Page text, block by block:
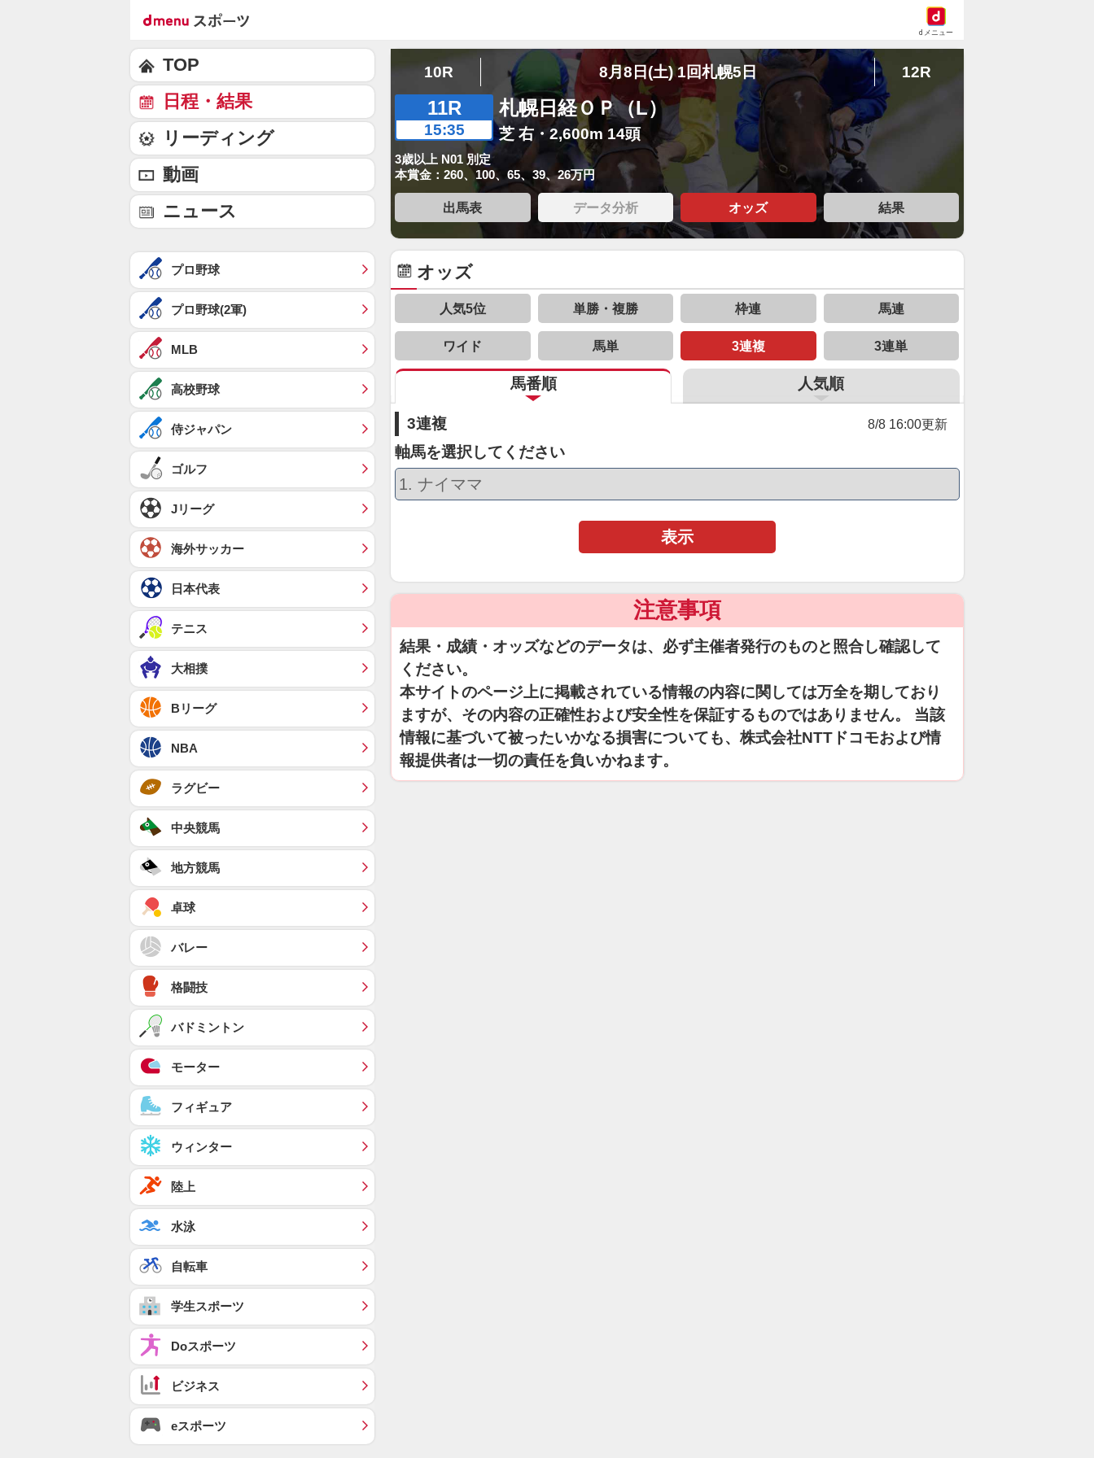
dメニュー
10R 8月8日(土) 1回札幌5日 12R
11R
15:35
札幌日経ＯＰ（L）
芝 右・2,600m 14頭
3歳以上 N01 別定
本賞金：260、100、65、39、26万円
出馬表 データ分析 オッズ 結果
オッズ
人気5位 単勝・複勝 枠連 馬連
ワイド 馬単 3連複 3連単
馬番順 人気順
3連複 8/8 16:00更新
軸馬を選択してください
表示
注意事項
結果・成績・オッズなどのデータは、必ず主催者発行のものと照合し確認して
ください。
本サイトのページ上に掲載されている情報の内容に関しては万全を期しており
ますが、その内容の正確性および安全性を保証するものではありません。 当該
情報に基づいて被ったいかなる損害についても、株式会社NTTドコモおよび情
報提供者は一切の責任を負いかねます。
TOP
日程・結果
リーディング
動画
ニュース
プロ野球
プロ野球(2軍)
MLB
高校野球
侍ジャパン
ゴルフ
Jリーグ
海外サッカー
日本代表
テニス
大相撲
Bリーグ
NBA
ラグビー
中央競馬
地方競馬
卓球
バレー
格闘技
バドミントン
モーター
フィギュア
ウィンター
陸上
水泳
自転車
学生スポーツ
Doスポーツ
ビジネス
eスポーツ